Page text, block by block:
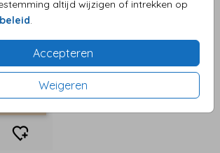
altijd wijzigen of intrekken op
.
Accepteren
Weigeren